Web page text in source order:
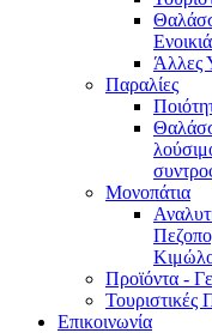
Άλλες
Παραλίες
Μονοπάτια
Προϊόντα -
Τουριστικές
Επικοινωνία